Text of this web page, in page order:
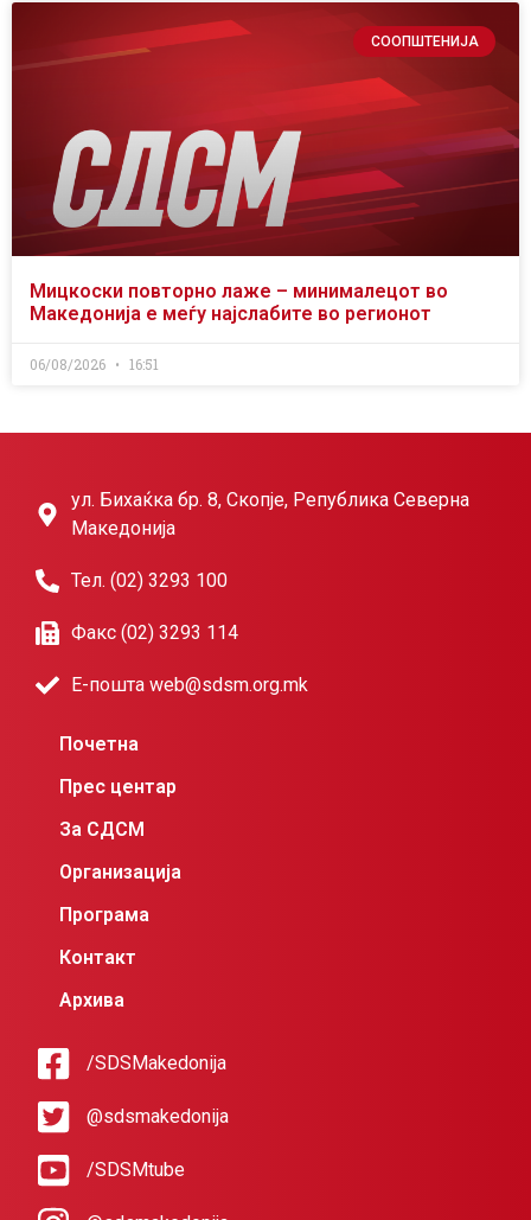
СООПШТЕНИЈА
Мицкоски повторно лаже – минималецот во
Македонија е меѓу најслабите во регионот
06/08/2026 16:51
ул. Бихаќка бр. 8, Скопје, Република Северна
Македонија
Тел. (02) 3293 100
Факс (02) 3293 114
Е-пошта web@sdsm.org.mk
Почетна
Прес центар
За СДСМ
Организација
Програма
Контакт
Архива
/SDSMakedonija
@sdsmakedonija
/SDSMtube